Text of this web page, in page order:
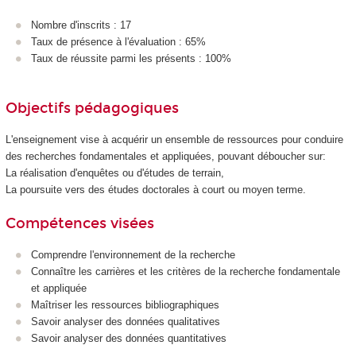
Nombre d'inscrits : 17
Taux de présence à l'évaluation : 65%
Taux de réussite parmi les présents : 100%
Objectifs pédagogiques
L'enseignement vise à acquérir un ensemble de ressources pour conduire
des recherches fondamentales et appliquées, pouvant déboucher sur:
La réalisation d'enquêtes ou d'études de terrain,
La poursuite vers des études doctorales à court ou moyen terme.
Compétences visées
Comprendre l'environnement de la recherche
Connaître les carrières et les critères de la recherche fondamentale
et appliquée
Maîtriser les ressources bibliographiques
Savoir analyser des données qualitatives
Savoir analyser des données quantitatives